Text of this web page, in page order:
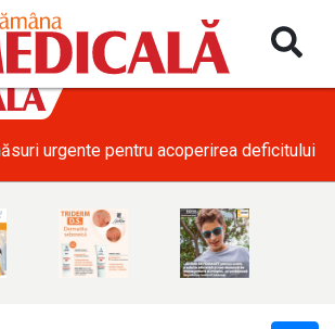
urgente pentru acoperirea deficitului